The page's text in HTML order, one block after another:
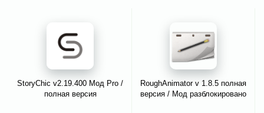
StoryChic v2.19.400 Мод Pro /
полная версия
RoughAnimator v 1.8.5 полная
версия / Мод разблокировано